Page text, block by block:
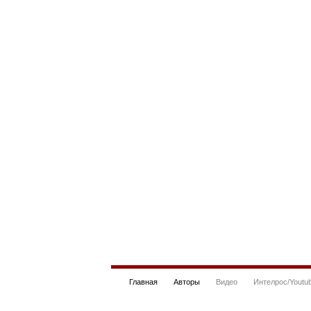
Главная Авторы Видео Интелрос/